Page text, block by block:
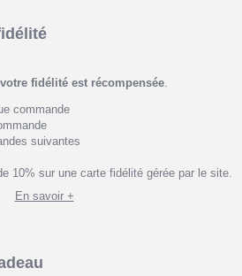
fidélité est récompensée.
commande
suivantes
10% sur une carte fidélité gérée par le site.
En savoir +